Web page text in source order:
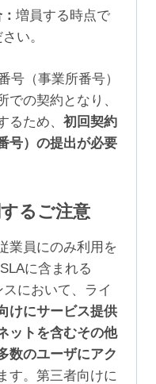
増員する時点で
い。
号（事業所番号）
での契約となり、
るため、 初回契約
号）の提出が必要
るご注意
業員にのみ利用を
に含まれる
において、ライ
けにサービス提供
ットを含むその他
数のユーザにアク
す。第三者向けに